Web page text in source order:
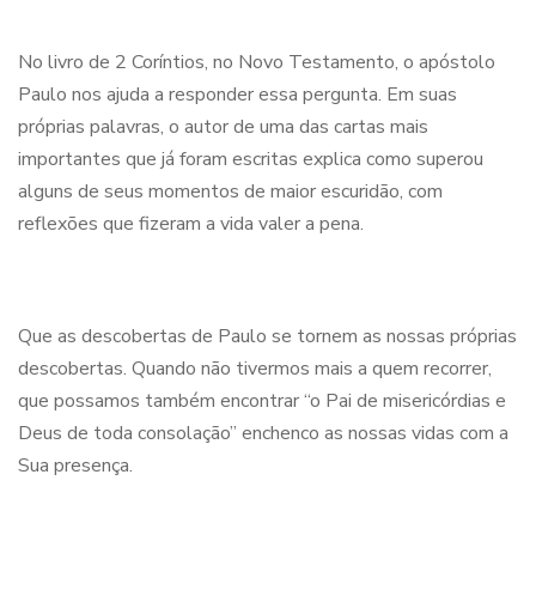
No livro de 2 Coríntios, no Novo Testamento, o apóstolo
Paulo nos ajuda a responder essa pergunta. Em suas
próprias palavras, o autor de uma das cartas mais
importantes que já foram escritas explica como superou
alguns de seus momentos de maior escuridão, com
reflexões que fizeram a vida valer a pena.
Que as descobertas de Paulo se tornem as nossas próprias
descobertas. Quando não tivermos mais a quem recorrer,
que possamos também encontrar “o Pai de misericórdias e
Deus de toda consolação” enchenco as nossas vidas com a
Sua presença.